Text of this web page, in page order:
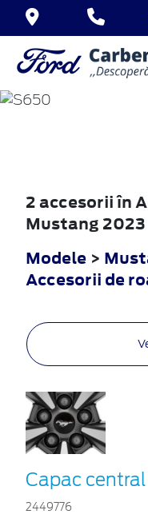
2 accesorii în
Mustang 2023
Modele >
Accesorii de
Capac
2449776